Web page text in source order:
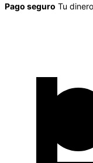
Pago seguro Tu